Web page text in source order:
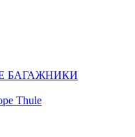
БАГАЖНИКИ
Thule